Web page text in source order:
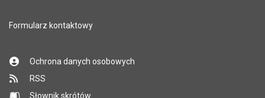
Formularz kontaktowy
Ochrona danych osobowych
RSS
Słownik skrótów